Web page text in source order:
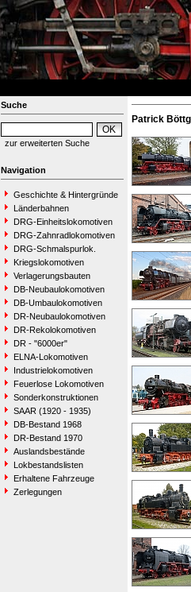
Suche
zur erweiterten Suche
Navigation
Geschichte & Hintergründe
Länderbahnen
DRG-Einheitslokomotiven
DRG-Zahnradlokomotiven
DRG-Schmalspurlok.
Kriegslokomotiven
Verlagerungsbauten
DB-Neubaulokomotiven
DB-Umbaulokomotiven
DR-Neubaulokomotiven
DR-Rekolokomotiven
DR - "6000er"
ELNA-Lokomotiven
Industrielokomotiven
Feuerlose Lokomotiven
Sonderkonstruktionen
SAAR (1920 - 1935)
DB-Bestand 1968
DR-Bestand 1970
Auslandsbestände
Lokbestandslisten
Erhaltene Fahrzeuge
Zerlegungen
Patrick